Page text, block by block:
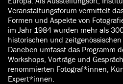
Veranstaltungsforum vermittelt
Formen und Aspekte von
im Jahr 1984 wurden mehr als
historischen und zeitgenössischen
Daneben umfasst das Programm
Workshops, Vorträge und
renommierten Fotograf*innen,
Expert*innen.